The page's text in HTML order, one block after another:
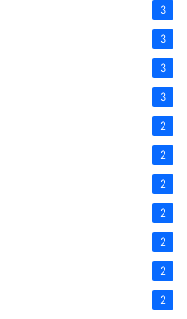
3
3
3
3
2
2
2
2
2
2
2